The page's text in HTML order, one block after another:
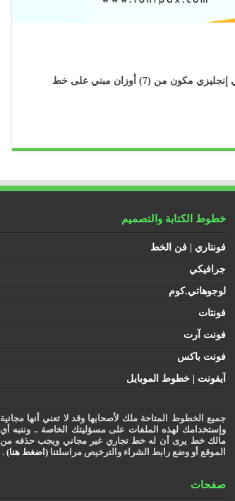
خط أجنادين عربي إنجليزي (7) أوزان .. أجنادين خط عربي إنجليزي مكون من (7) أوزان مبني على خط
خطوط الكتابة والتصميم
فونتاري | فن الخط
جرافيكي
لوجوهاتي.كوم
فونتات
فونت آرت
فونت باكس
آيفونت | خطوط الموبايل
جميع الخطوط المتاحة ملك لأصحابها وقد لا تعني أنها مجانية
وإستخدامك لهذه الملفات على مسؤليتك الخاصة .. وننبه أي
مالك خط يرى أن له خط تجاري غير مجاني ويجب حذفه من
الموقع أو وضع رابط الشراء والترخيص مراسلتنا (اضغط هنا) .
صفحات